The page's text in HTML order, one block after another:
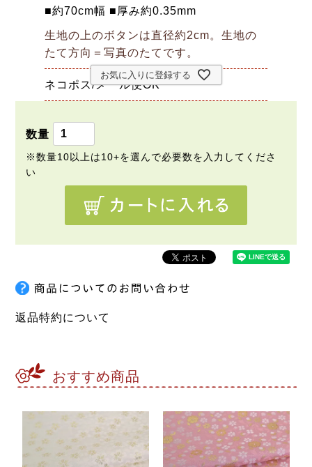
■約70cm幅 ■厚み約0.35mm
生地の上のボタンは直径約2cm。生地の
たて方向＝写真のたてです。
ネコポス/メール便OK
お気に入りに登録する
返品特約について
おすすめ商品